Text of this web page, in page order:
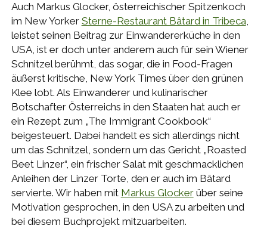
Auch Markus Glocker, österreichischer Spitzenkoch
im New Yorker Sterne-Restaurant Bâtard in Tribeca,
leistet seinen Beitrag zur Einwandererküche in den
USA, ist er doch unter anderem auch für sein Wiener
Schnitzel berühmt, das sogar, die in Food-Fragen
äußerst kritische, New York Times über den grünen
Klee lobt. Als Einwanderer und kulinarischer
Botschafter Österreichs in den Staaten hat auch er
ein Rezept zum „The Immigrant Cookbook“
beigesteuert. Dabei handelt es sich allerdings nicht
um das Schnitzel, sondern um das Gericht „Roasted
Beet Linzer“, ein frischer Salat mit geschmacklichen
Anleihen der Linzer Torte, den er auch im Bâtard
servierte. Wir haben mit Markus Glockerüber seine
Motivation gesprochen, in den USA zu arbeiten und
bei diesem Buchprojekt mitzuarbeiten.